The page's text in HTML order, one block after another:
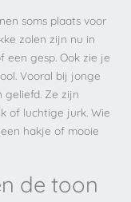
soms plaats voor
zolen zijn nu in
een gesp. Ook zie je
Vooral bij jonge
geliefd. Ze zijn
of luchtige jurk. Wie
hakje of mooie
de toon